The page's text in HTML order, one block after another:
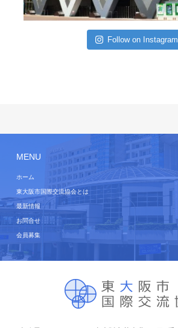
Follow on Instagram
MENU
ホーム
東大阪市国際交流協会とは
最新情報
お問合せ
会員募集